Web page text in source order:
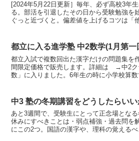
[2024年5月22日更新］毎年、必ず高校3年
る。部活を引退したその日から受験勉強を
ぐっと近づくと。偏差値を上げるコツは「
都立に入る進学塾 中2数学(1月第一
都立入試で複数回出た漢字だけの問題集を
間限定価格で販売します。詳細は →中2ク
数」に入りました。6年生の時に小学校算
中3 塾の冬期講習をどうしたらい
あと3週間で、受験生にとって正念場とな
休みにすべきことは・弱点補強・過去問を
にこの2つ。国語の漢字や、理科の覚えるべ